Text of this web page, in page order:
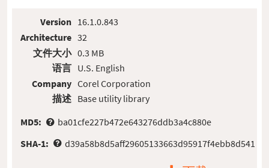
Version
Architecture
文件大小
语言
Company
描述
16.1.0.843
32
0.3 MB
U.S. English
Corel Corporation
Base utility library
MD5:
ba01cfe227b472e643276ddb3a4c880e
SHA-1:
d39a58b8d5aff29605133663d95917f4ebb8d541